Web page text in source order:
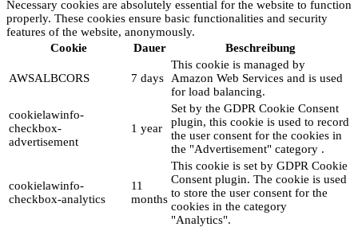
Necessary cookies are absolutely essential for the website to function
properly. These cookies ensure basic functionalities and security
features of the website, anonymously.
Cookie
Dauer Beschreibung
AWSALBCORS 7 days
This cookie is managed by
Amazon Web Services and is used
for load balancing.
cookielawinfo-
checkbox-
advertisement
1 year
Set by the GDPR Cookie Consent
plugin, this cookie is used to record
the user consent for the cookies in
the "Advertisement" category .
cookielawinfo-
checkbox-analytics
11
months
This cookie is set by GDPR Cookie
Consent plugin. The cookie is used
to store the user consent for the
cookies in the category
"Analytics".